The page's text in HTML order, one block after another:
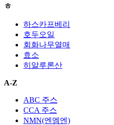
ㅎ
하스카프베리
호두오일
회화나무열매
효소
히알루론산
A-Z
ABC 주스
CCA 주스
NMN(엔엠엔)